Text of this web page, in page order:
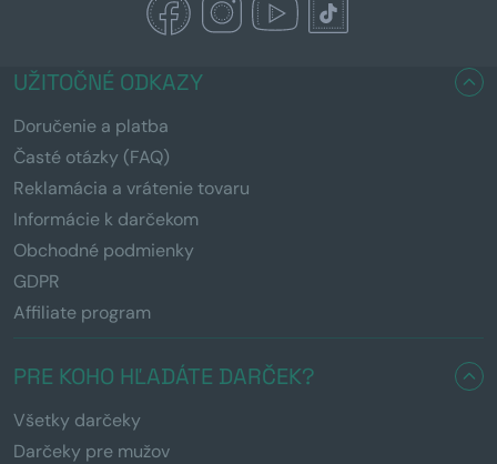
UŽITOČNÉ ODKAZY
Doručenie a platba
Časté otázky (FAQ)
Reklamácia a vrátenie tovaru
Informácie k darčekom
Obchodné podmienky
GDPR
Affiliate program
PRE KOHO HĽADÁTE DARČEK?
Všetky darčeky
Darčeky pre mužov